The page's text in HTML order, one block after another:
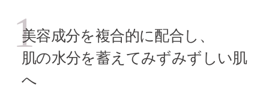
1
美容成分を複合的に配合し、
肌の水分を蓄えてみずみずしい肌
へ